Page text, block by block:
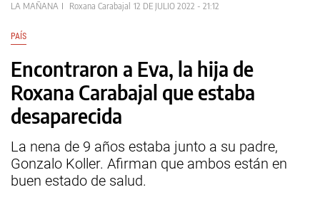
LA MAÑANA Roxana Carabajal 12 DE JULIO 2022 - 21:12
PAÍS
Encontraron a Eva, la hija de
Roxana Carabajal que estaba
desaparecida
La nena de 9 años estaba junto a su padre,
Gonzalo Koller. Afirman que ambos están en
buen estado de salud.